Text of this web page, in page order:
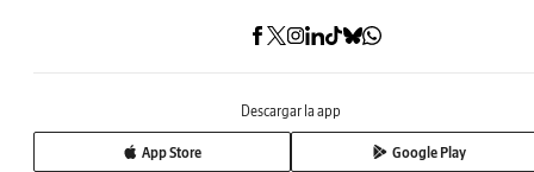
Descargar la app
App Store Google Play